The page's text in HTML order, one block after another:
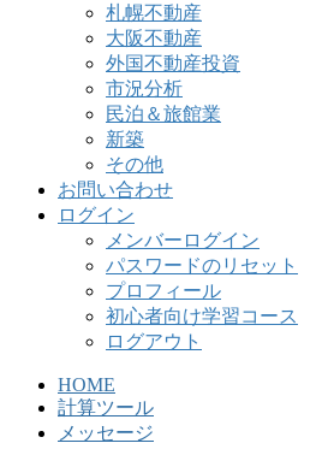
札幌不動産
大阪不動産
外国不動産投資
市況分析
民泊＆旅館業
新築
その他
お問い合わせ
ログイン
メンバーログイン
パスワードのリセット
プロフィール
初心者向け学習コース
ログアウト
HOME
計算ツール
メッセージ